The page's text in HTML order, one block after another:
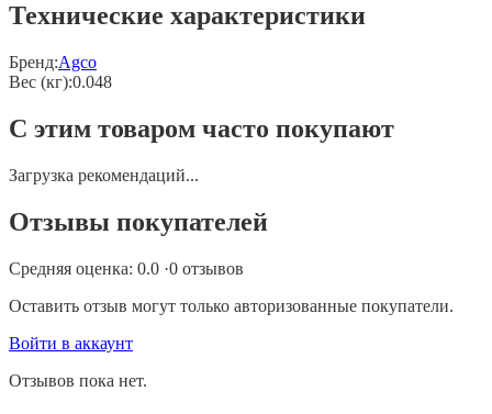
Технические характеристики
Бренд:Agco
Вес (кг):0.048
С этим товаром часто покупают
Загрузка рекомендаций...
Отзывы покупателей
Средняя оценка: 0.0 ·0 отзывов
Оставить отзыв могут только авторизованные покупатели.
Войти в аккаунт
Отзывов пока нет.